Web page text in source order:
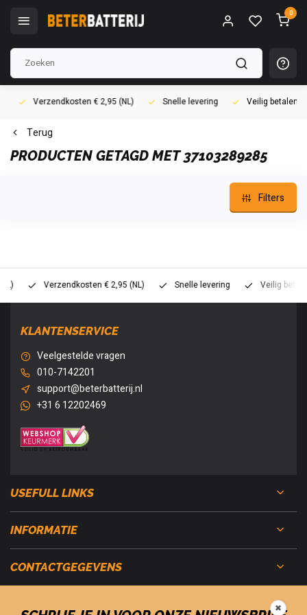
0
Verzendkosten € 2,95 (NL) Snelle levering Veilig betalen
Terug
PRODUCTEN GETAGD MET 37103289285
Filters
Verzendkosten € 2,95 (NL) Snelle levering Veilig betalen
KLANTENSERVICE
Veelgestelde vragen
010-7142201
support@beterbatterij.nl
+31 6 12202469
USEFULL LINKS
INFORMATIE
CONTACTGEGEVENS
✖